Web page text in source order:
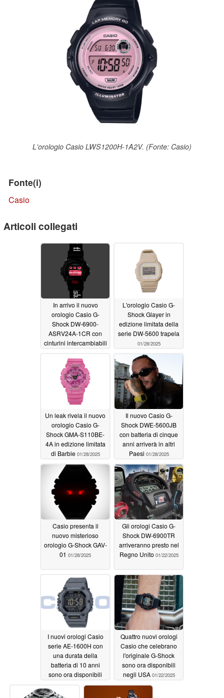
L'orologio Casio LWS1200H-1A2V. (Fonte: Casio)
Fonte(i)
Casio
Articoli collegati
In arrivo il nuovo
orologio Casio G-
Shock DW-6900-
ASRV24A-1CR con
cinturini intercambiabili
L'orologio Casio G-
Shock Glayer in
edizione limitata della
serie DW-5600 trapela
01/28/2025
Un leak rivela il nuovo
orologio Casio G-
Shock GMA-S110BE-
4A in edizione limitata
di Barbie 01/28/2025
Il nuovo Casio G-
Shock DWE-5600JB
con batteria di cinque
anni arriverà in altri
Paesi 01/28/2025
Casio presenta il
nuovo misterioso
orologio G-Shock GAV-
01 01/28/2025
Gli orologi Casio G-
Shock DW-6900TR
arriveranno presto nel
Regno Unito 01/22/2025
I nuovi orologi Casio
serie AE-1600H con
una durata della
batteria di 10 anni
sono ora disponibili
per il preordine su
Amazon
Quattro nuovi orologi
Casio che celebrano
l'originale G-Shock
sono ora disponibili
negli USA 01/22/2025